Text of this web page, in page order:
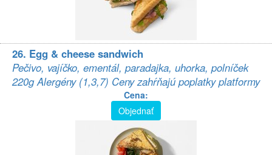
26. Egg & cheese sandwich
Pečivo, vajíčko, ementál, paradajka, uhorka, polníček
220g Alergény (1,3,7) Ceny zahŕňajú poplatky platformy
Cena:
Objednať